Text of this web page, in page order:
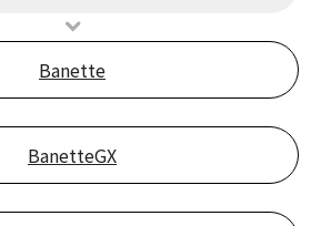
Banette
BanetteGX